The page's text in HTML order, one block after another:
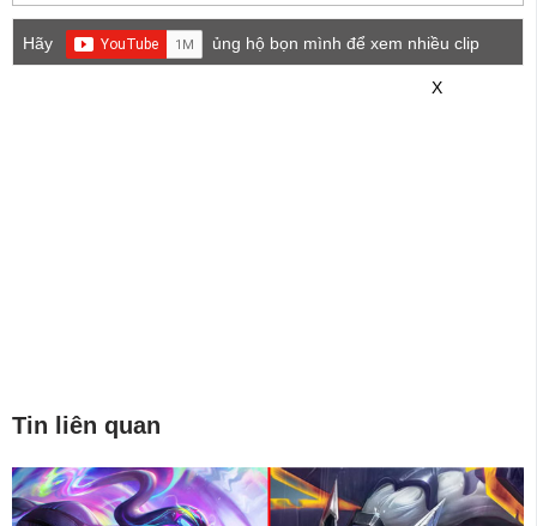
Hãy
ủng hộ bọn mình để xem nhiều clip
X
Tin liên quan